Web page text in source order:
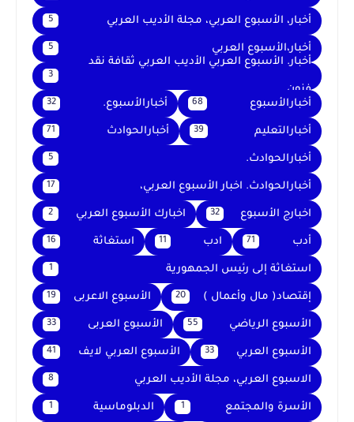
أخبار، الأسبوع العربي، مجلة الأديب العربي 5
أخبار،الأسبوع العربي 5
أخبار. الأسبوع العربي الأديب العربي ثقافة نقد
فنون
3
أخبارالأسبوع 68 أخبارالأسبوع. 32
أخبارالتعليم 39 أخبارالحوادث 71
أخبارالحوادث. 5
أخبارالحوادث. اخبار الأسبوع العربي، 17
اخبارج الأسبوع 32 اخبارك الأسبوع العربي 2
أدب 71 ادب 11 استغاثة 16
استغاثة إلى رئيس الجمهورية 1
إقتصاد( مال وأعمال ) 20 الأسبوع الاعربى 19
الأسبوع الرياضي 55 الأسبوع العربى 33
الأسبوع العربي 33 الأسبوع العربي لايف 41
الاسبوع العربي، مجلة الأديب العربي 8
الأسرة والمجتمع 1 الدبلوماسية 1